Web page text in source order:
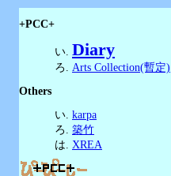
+PCC+
Diary
Arts Collection(暫定)
Others
karpa
築竹
XREA